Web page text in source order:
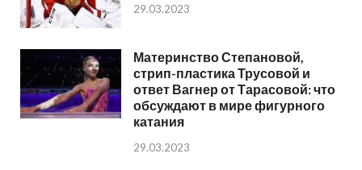
29.03.2023
Материнство Степановой,
стрип-пластика Трусовой и
ответ Вагнер от Тарасовой: что
обсуждают в мире фигурного
катания
29.03.2023